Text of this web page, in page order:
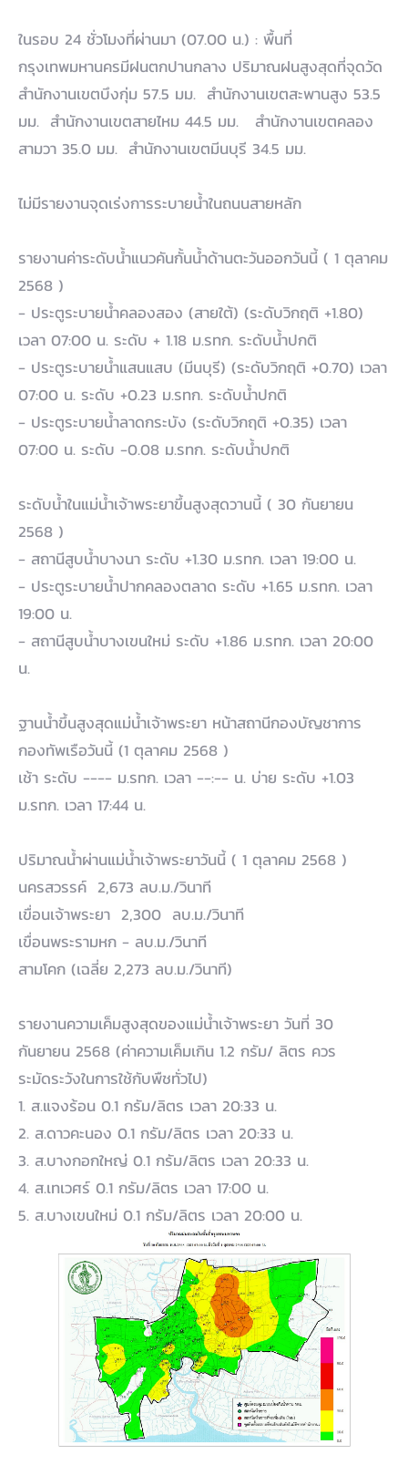
ในรอบ 24 ชั่วโมงที่ผ่านมา (07.00 น.) : พื้นที่
กรุงเทพมหานครมีฝนตกปานกลาง ปริมาณฝนสูงสุดที่จุดวัด
สำนักงานเขตบึงกุ่ม 57.5 มม. สำนักงานเขตสะพานสูง 53.5
มม. สำนักงานเขตสายไหม 44.5 มม. สำนักงานเขตคลอง
สามวา 35.0 มม. สำนักงานเขตมีนบุรี 34.5 มม.
ไม่มีรายงานจุดเร่งการระบายน้ำในถนนสายหลัก
รายงานค่าระดับน้ำแนวคันกั้นน้ำด้านตะวันออกวันนี้ ( 1 ตุลาคม
2568 )
- ประตูระบายน้ำคลองสอง (สายใต้) (ระดับวิกฤติ +1.80)
เวลา 07:00 น. ระดับ + 1.18 ม.รทก. ระดับน้ำปกติ
- ประตูระบายน้ำแสนแสบ (มีนบุรี) (ระดับวิกฤติ +0.70) เวลา
07:00 น. ระดับ +0.23 ม.รทก. ระดับน้ำปกติ
- ประตูระบายน้ำลาดกระบัง (ระดับวิกฤติ +0.35) เวลา
07:00 น. ระดับ -0.08 ม.รทก. ระดับน้ำปกติ
ระดับน้ำในแม่น้ำเจ้าพระยาขึ้นสูงสุดวานนี้ ( 30 กันยายน
2568 )
- สถานีสูบน้ำบางนา ระดับ +1.30 ม.รทก. เวลา 19:00 น.
- ประตูระบายน้ำปากคลองตลาด ระดับ +1.65 ม.รทก. เวลา
19:00 น.
- สถานีสูบน้ำบางเขนใหม่ ระดับ +1.86 ม.รทก. เวลา 20:00
น.
ฐานน้ำขึ้นสูงสุดแม่น้ำเจ้าพระยา หน้าสถานีกองบัญชาการ
กองทัพเรือวันนี้ (1 ตุลาคม 2568 )
เช้า ระดับ ---- ม.รทก. เวลา --:-- น. บ่าย ระดับ +1.03
ม.รทก. เวลา 17:44 น.
ปริมาณน้ำผ่านแม่น้ำเจ้าพระยาวันนี้ ( 1 ตุลาคม 2568 )
นครสวรรค์ 2,673 ลบ.ม./วินาที
เขื่อนเจ้าพระยา 2,300 ลบ.ม./วินาที
เขื่อนพระรามหก - ลบ.ม./วินาที
สามโคก (เฉลี่ย 2,273 ลบ.ม./วินาที)
รายงานความเค็มสูงสุดของแม่น้ำเจ้าพระยา วันที่ 30
กันยายน 2568 (ค่าความเค็มเกิน 1.2 กรัม/ ลิตร ควร
ระมัดระวังในการใช้กับพืชทั่วไป)
1. ส.แจงร้อน 0.1 กรัม/ลิตร เวลา 20:33 น.
2. ส.ดาวคะนอง 0.1 กรัม/ลิตร เวลา 20:33 น.
3. ส.บางกอกใหญ่ 0.1 กรัม/ลิตร เวลา 20:33 น.
4. ส.เทเวศร์ 0.1 กรัม/ลิตร เวลา 17:00 น.
5. ส.บางเขนใหม่ 0.1 กรัม/ลิตร เวลา 20:00 น.